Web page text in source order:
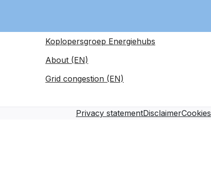
Koplopersgroep Energiehubs
About (EN)
Grid congestion (EN)
Privacy statementDisclaimerCookies